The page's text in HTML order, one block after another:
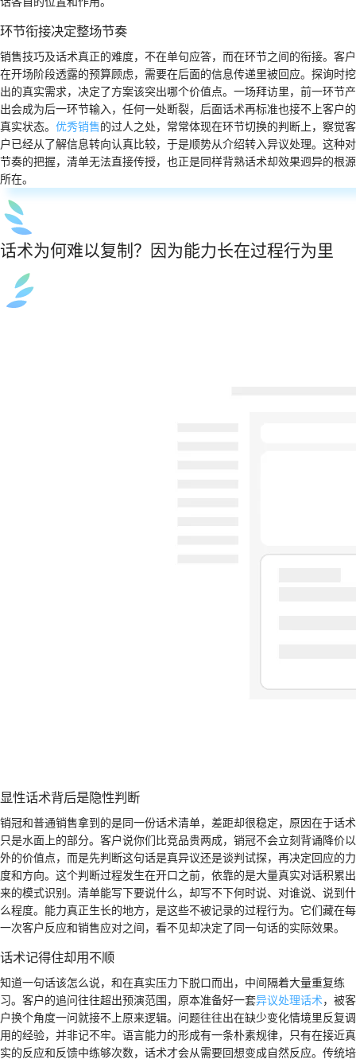
环节衔接决定整场节奏
销售技巧及话术真正的难度，不在单句应答，而在环节之间的衔接。客户
在开场阶段透露的预算顾虑，需要在后面的信息传递里被回应。探询时挖
出的真实需求，决定了方案该突出哪个价值点。一场拜访里，前一环节产
出会成为后一环节输入，任何一处断裂，后面话术再标准也接不上客户的
真实状态。 优秀销售的过人之处，常常体现在环节切换的判断上，察觉客
户已经从了解信息转向认真比较，于是顺势从介绍转入异议处理。这种对
节奏的把握，清单无法直接传授，也正是同样背熟话术却效果迥异的根源
所在。
话术为何难以复制？因为能力长在过程行为里
显性话术背后是隐性判断
销冠和普通销售拿到的是同一份话术清单，差距却很稳定，原因在于话术
只是水面上的部分。客户说你们比竞品贵两成，销冠不会立刻背诵降价以
外的价值点，而是先判断这句话是真异议还是谈判试探，再决定回应的力
度和方向。这个判断过程发生在开口之前，依靠的是大量真实对话积累出
来的模式识别。清单能写下要说什么，却写不下何时说、对谁说、说到什
么程度。能力真正生长的地方，是这些不被记录的过程行为。它们藏在每
一次客户反应和销售应对之间，看不见却决定了同一句话的实际效果。
话术记得住却用不顺
知道一句话该怎么说，和在真实压力下脱口而出，中间隔着大量重复练
习。客户的追问往往超出预演范围，原本准备好一套异议处理话术，被客
户换个角度一问就接不上原来逻辑。问题往往出在缺少变化情境里反复调
用的经验，并非记不牢。语言能力的形成有一条朴素规律，只有在接近真
实的反应和反馈中练够次数，话术才会从需要回想变成自然反应。传统培